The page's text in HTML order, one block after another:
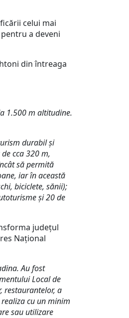
celui mai
a deveni
din întreaga
1.500 m altitudine.
durabil și
cca 320 m,
să permită
iar în această
biciclete, sănii);
și 20 de
județul
Național
Au fost
Local de
restaurantelor, a
cu un minim
sau utilizare